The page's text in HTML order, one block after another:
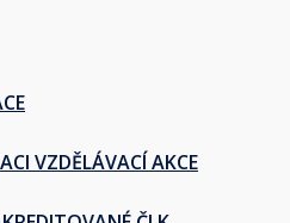
VZDĚLÁVACÍ AKCE